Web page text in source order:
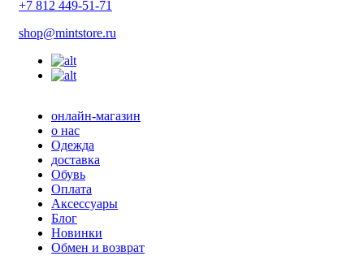
+7 812 449-51-71
shop@mintstore.ru
онлайн-магазин
о нас
Одежда
доставка
Обувь
Оплата
Аксессуары
Блог
Новинки
Обмен и возврат